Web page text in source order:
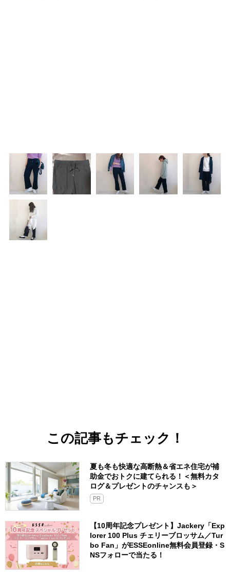
この記事もチェック！
夏も冬も快適な高断熱＆省エネ住宅が補
助金でおトクに建てられる！＜無料カタ
ログ＆プレゼントのチャンスも＞
PR
【10周年記念プレゼント】Jackery「Exp
lorer 100 Plus チェリーブロッサム／Tur
bo Fan」がESSEonline無料会員登録・S
NSフォローで当たる！